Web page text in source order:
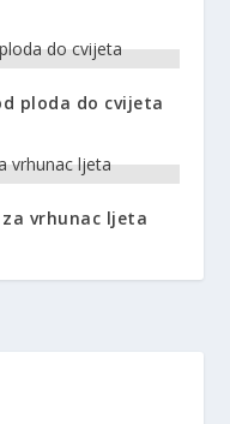
ploda do cvijeta
vrhunac ljeta